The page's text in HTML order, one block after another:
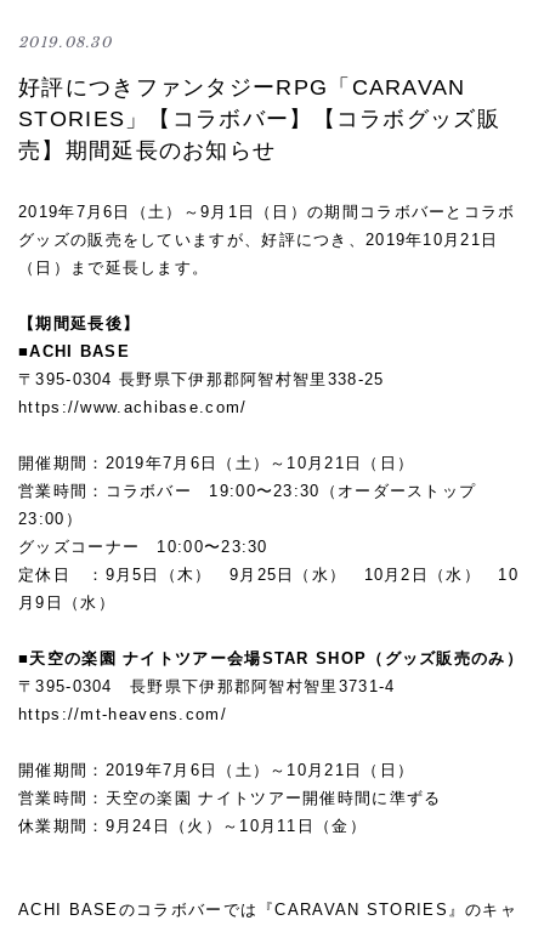
2019.08.30
好評につきファンタジーRPG「CARAVAN
STORIES」【コラボバー】【コラボグッズ販
売】期間延長のお知らせ
2019年7月6日（土）～9月1日（日）の期間コラボバーとコラボ
グッズの販売をしていますが、好評につき、2019年10月21日
（日）まで延長します。
【期間延長後】
■ACHI BASE
〒395-0304 長野県下伊那郡阿智村智里338-25
https://www.achibase.com/
開催期間：2019年7月6日（土）～10月21日（日）
営業時間：コラボバー 19:00〜23:30（オーダーストップ
23:00）
グッズコーナー 10:00〜23:30
定休日 ：9月5日（木） 9月25日（水） 10月2日（水） 10
月9日（水）
■天空の楽園 ナイトツアー会場STAR SHOP（グッズ販売のみ）
〒395-0304 長野県下伊那郡阿智村智里3731-4
https://mt-heavens.com/
開催期間：2019年7月6日（土）～10月21日（日）
営業時間：天空の楽園 ナイトツアー開催時間に準ずる
休業期間：9月24日（火）～10月11日（金）
ACHI BASEのコラボバーでは『CARAVAN STORIES』のキャ